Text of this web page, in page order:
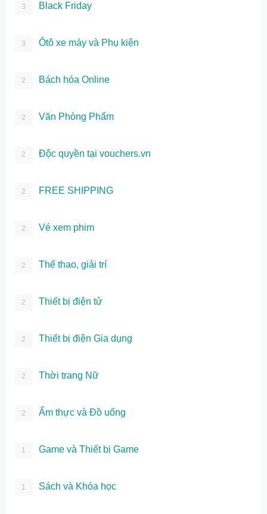
3 Black Friday
3 Ôtô xe máy và Phụ kiện
2 Bách hóa Online
2 Văn Phòng Phẩm
2 Độc quyền tại vouchers.vn
2 FREE SHIPPING
2 Vé xem phim
2 Thể thao, giải trí
2 Thiết bị điện tử
2 Thiết bị điện Gia dụng
2 Thời trang Nữ
2 Ẩm thực và Đồ uống
1 Game và Thiết bị Game
1 Sách và Khóa học